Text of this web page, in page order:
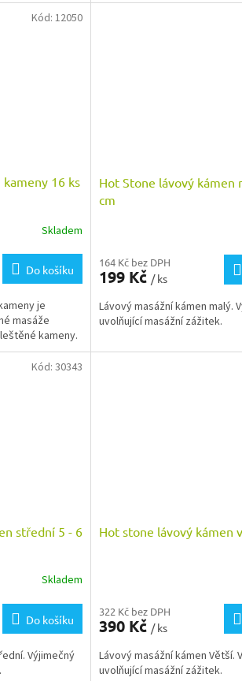
kameny 16 ks
Skladem
Do košíku
je
masáže
kameny.
Kód: 12050
Hot Stone lávový kámen
cm
164 Kč bez DPH
199 Kč / ks
Lávový masážní kámen malý.
uvolňující masážní zážitek.
střední 5 - 6
Skladem
Do košíku
Výjimečný
Kód: 30343
Hot stone lávový kámen
322 Kč bez DPH
390 Kč / ks
Lávový masážní kámen Větší.
uvolňující masážní zážitek.